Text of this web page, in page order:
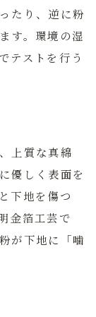
たり、逆に粉
す。環境の湿
テストを行う
上質な真綿
優しく表面を
下地を傷つ
金箔工芸で
が下地に「噛